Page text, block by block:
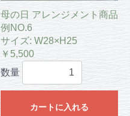
母の日 アレンジメント商品
例NO.6
サイズ: W28×H25
￥5,500
数量
カートに入れる